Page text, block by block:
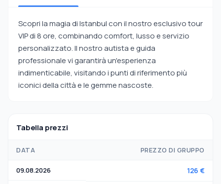
Scopri la magia di Istanbul con il nostro esclusivo tour
VIP di 8 ore, combinando comfort, lusso e servizio
personalizzato. Il nostro autista e guida
professionale vi garantirà un'esperienza
indimenticabile, visitando i punti di riferimento più
iconici della città e le gemme nascoste.
Tabella prezzi
DATA PREZZO DI GRUPPO
09.08.2026 126 €